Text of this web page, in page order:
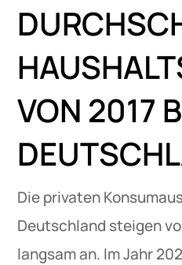
VON 2017
Die privaten
Deutschland steigen
langsam an. Im Jahr